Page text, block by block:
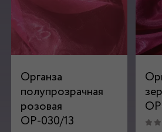
Органза
полупрозрачная
розовая
ОР-030/13